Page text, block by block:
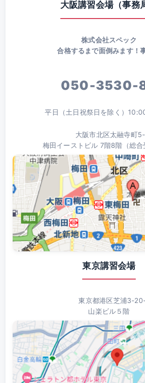
大阪講習会場（事務
株式会社スペック
合格するまで面倒みます！
050-3530-
平日（土日祝祭日を除く）
大阪市北区太融寺町
梅田イーストビル 7階8階（総合
東京講習会場
東京都港区芝浦3-
山楽ビル５階